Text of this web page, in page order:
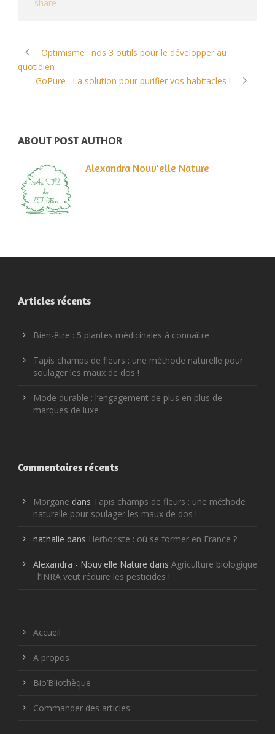
Optimisme : nos 3 outils pour le développer au
quotidien
GoPure : La solution pour purifier vos habitacles !
ABOUT POST AUTHOR
Alexandra Nouv'elle Nature
Articles récents
Bien-être : 5 plantes médicinales à connaître
Tapis champs de fleurs : une méthode naturelle pour
soulager les maux de dos !
Mode durable : l’engagement de plus en plus de
marques de luxe
Commentaires récents
Morgane dans Tapis champs de fleurs : une méthode
naturelle pour soulager les maux de dos !
nathalie dans Herboriste : où se former en France ?
Alexandra - Nouv'elle Nature dans Agriculture biologique
: l’INRA veut réduire les pesticides !
Accueil
A propos
Bio’Bliothèque
Commander des articles